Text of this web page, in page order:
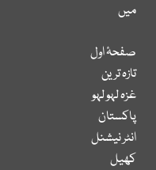
میں
صفحۂ اول
تازہ ترین
غزہ لہو لہو
پاکستان
انٹر نیشنل
کھیل